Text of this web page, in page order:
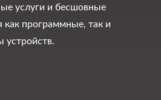
услуги и бесшовные
как программные, так и
устройств.